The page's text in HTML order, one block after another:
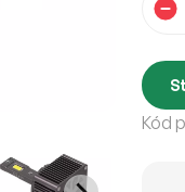
Kód